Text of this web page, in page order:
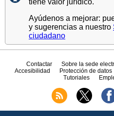
tiene valor jurídico.
Ayúdenos a mejorar:
y sugerencias a nuestro
ciudadano
Contactar Sobre la sede
Accesibilidad
Protección de datos
Tutoriales